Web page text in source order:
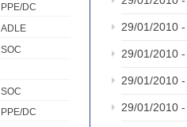
PPE/DC
ADLE
SOC
SOC
PPE/DC
29/01/2010 -
29/01/2010 -
29/01/2010 -
29/01/2010 -